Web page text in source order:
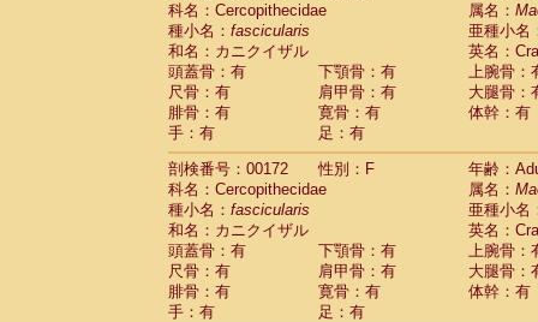
科名：Cercopithecidae
属名：
種小名： fascicularis
亜種小名
和名：カニクイザル
英名：
頭蓋骨：有
下顎骨：有
上腕骨：
尺骨：有
肩甲骨：有
大腿骨：
腓骨：有
寛骨：有
体幹：有
手：有
足：有
剖検番号：00172
性別：F
年齢：
科名：Cercopithecidae
属名：
種小名： fascicularis
亜種小名
和名：カニクイザル
英名：
頭蓋骨：有
下顎骨：有
上腕骨：
尺骨：有
肩甲骨：有
大腿骨：
腓骨：有
寛骨：有
体幹：有
手：有
足：有